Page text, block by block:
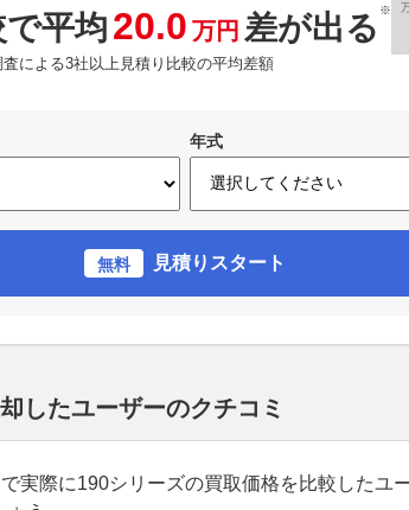
平均20.0 万円 差が出る ※
による3社以上見積り比較の平均差額
年式
無料 見積りスタート
したユーザーのクチコミ
実際に190シリーズの買取価格を比較したユ